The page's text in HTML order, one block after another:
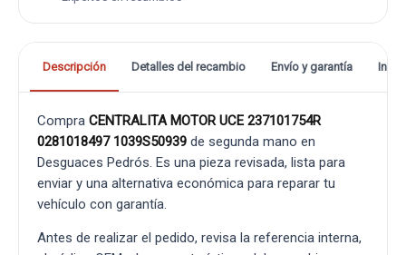
Descripción Detalles del recambio Envío y garantía
Compra CENTRALITA MOTOR UCE 237101754R
0281018497 1039S50939 de segunda mano en
Desguaces Pedrós. Es una pieza revisada, lista para
enviar y una alternativa económica para reparar tu
vehículo con garantía.
Antes de realizar el pedido, revisa la referencia interna,